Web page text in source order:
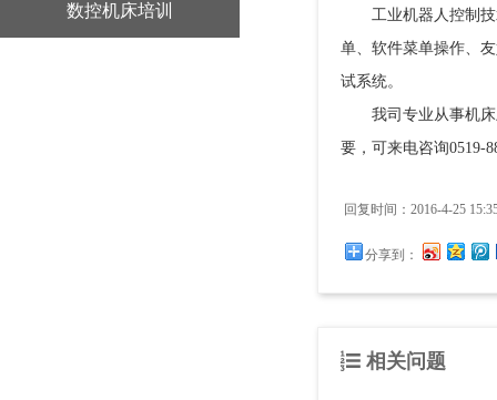
数控机床培训
工业机器人控制技
单、软件菜单操作、
试系统。
我司专业从事机床
要，可来电咨询0519-
回复时间：2016-4-25
分享到：
相关问题